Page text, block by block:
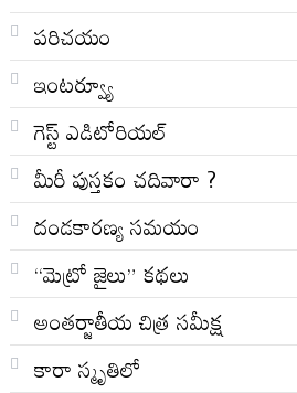
పరిచయం
ఇంటర్వ్యూ
గెస్ట్ ఎడిటోరియల్
మీరీ పుస్తకం చదివారా ?
దండకారణ్య సమయం
“మెట్రో జైలు” కథలు
అంతర్జాతీయ చిత్ర సమీక్ష
కారా స్మృతిలో